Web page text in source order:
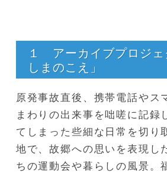
１ アーカイブプロジェクト「ふく
しまのこえ」
原発事故直後、携帯電話やスマートフォンで、
まわりの出来事を咄嗟に記録
てしまった些細な日常を切り
地で、故郷への思いを表現し
ちの運動会や暮らしの風景。